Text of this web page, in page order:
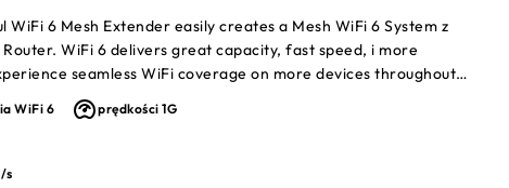
WiFi 6 Mesh Extender easily creates a Mesh WiFi 6 System z
WiFi 6 delivers great capacity, fast speed, i more
seamless WiFi coverage on more devices throughout
up to 1.8Gbps†. Works z your existing WiFi
WiFi 6 prędkości 1G
s